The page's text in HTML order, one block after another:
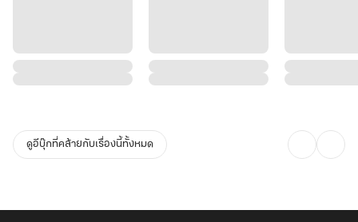
ดูอีบุ๊กที่คล้ายกับเรื่องนี้ทั้งหมด